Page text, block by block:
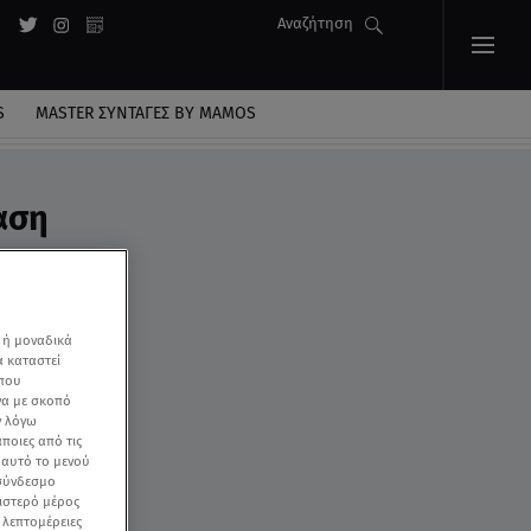
Αναζήτηση
MASTER ΣΥΝΤΑΓΈΣ BY MAMOS
μοναδικά
με σκοπό
λόγω
από τις
αυτό το μενού
μέρος